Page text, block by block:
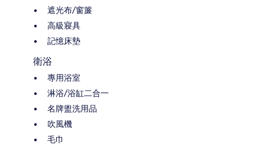
遮光布/窗簾
高級寢具
記憶床墊
衛浴
專用浴室
淋浴/浴缸二合一
名牌盥洗用品
吹風機
毛巾